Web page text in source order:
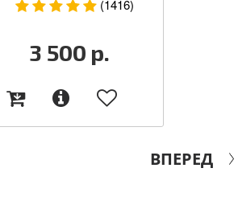
(1416)
3 500 р.
ВПЕРЕД